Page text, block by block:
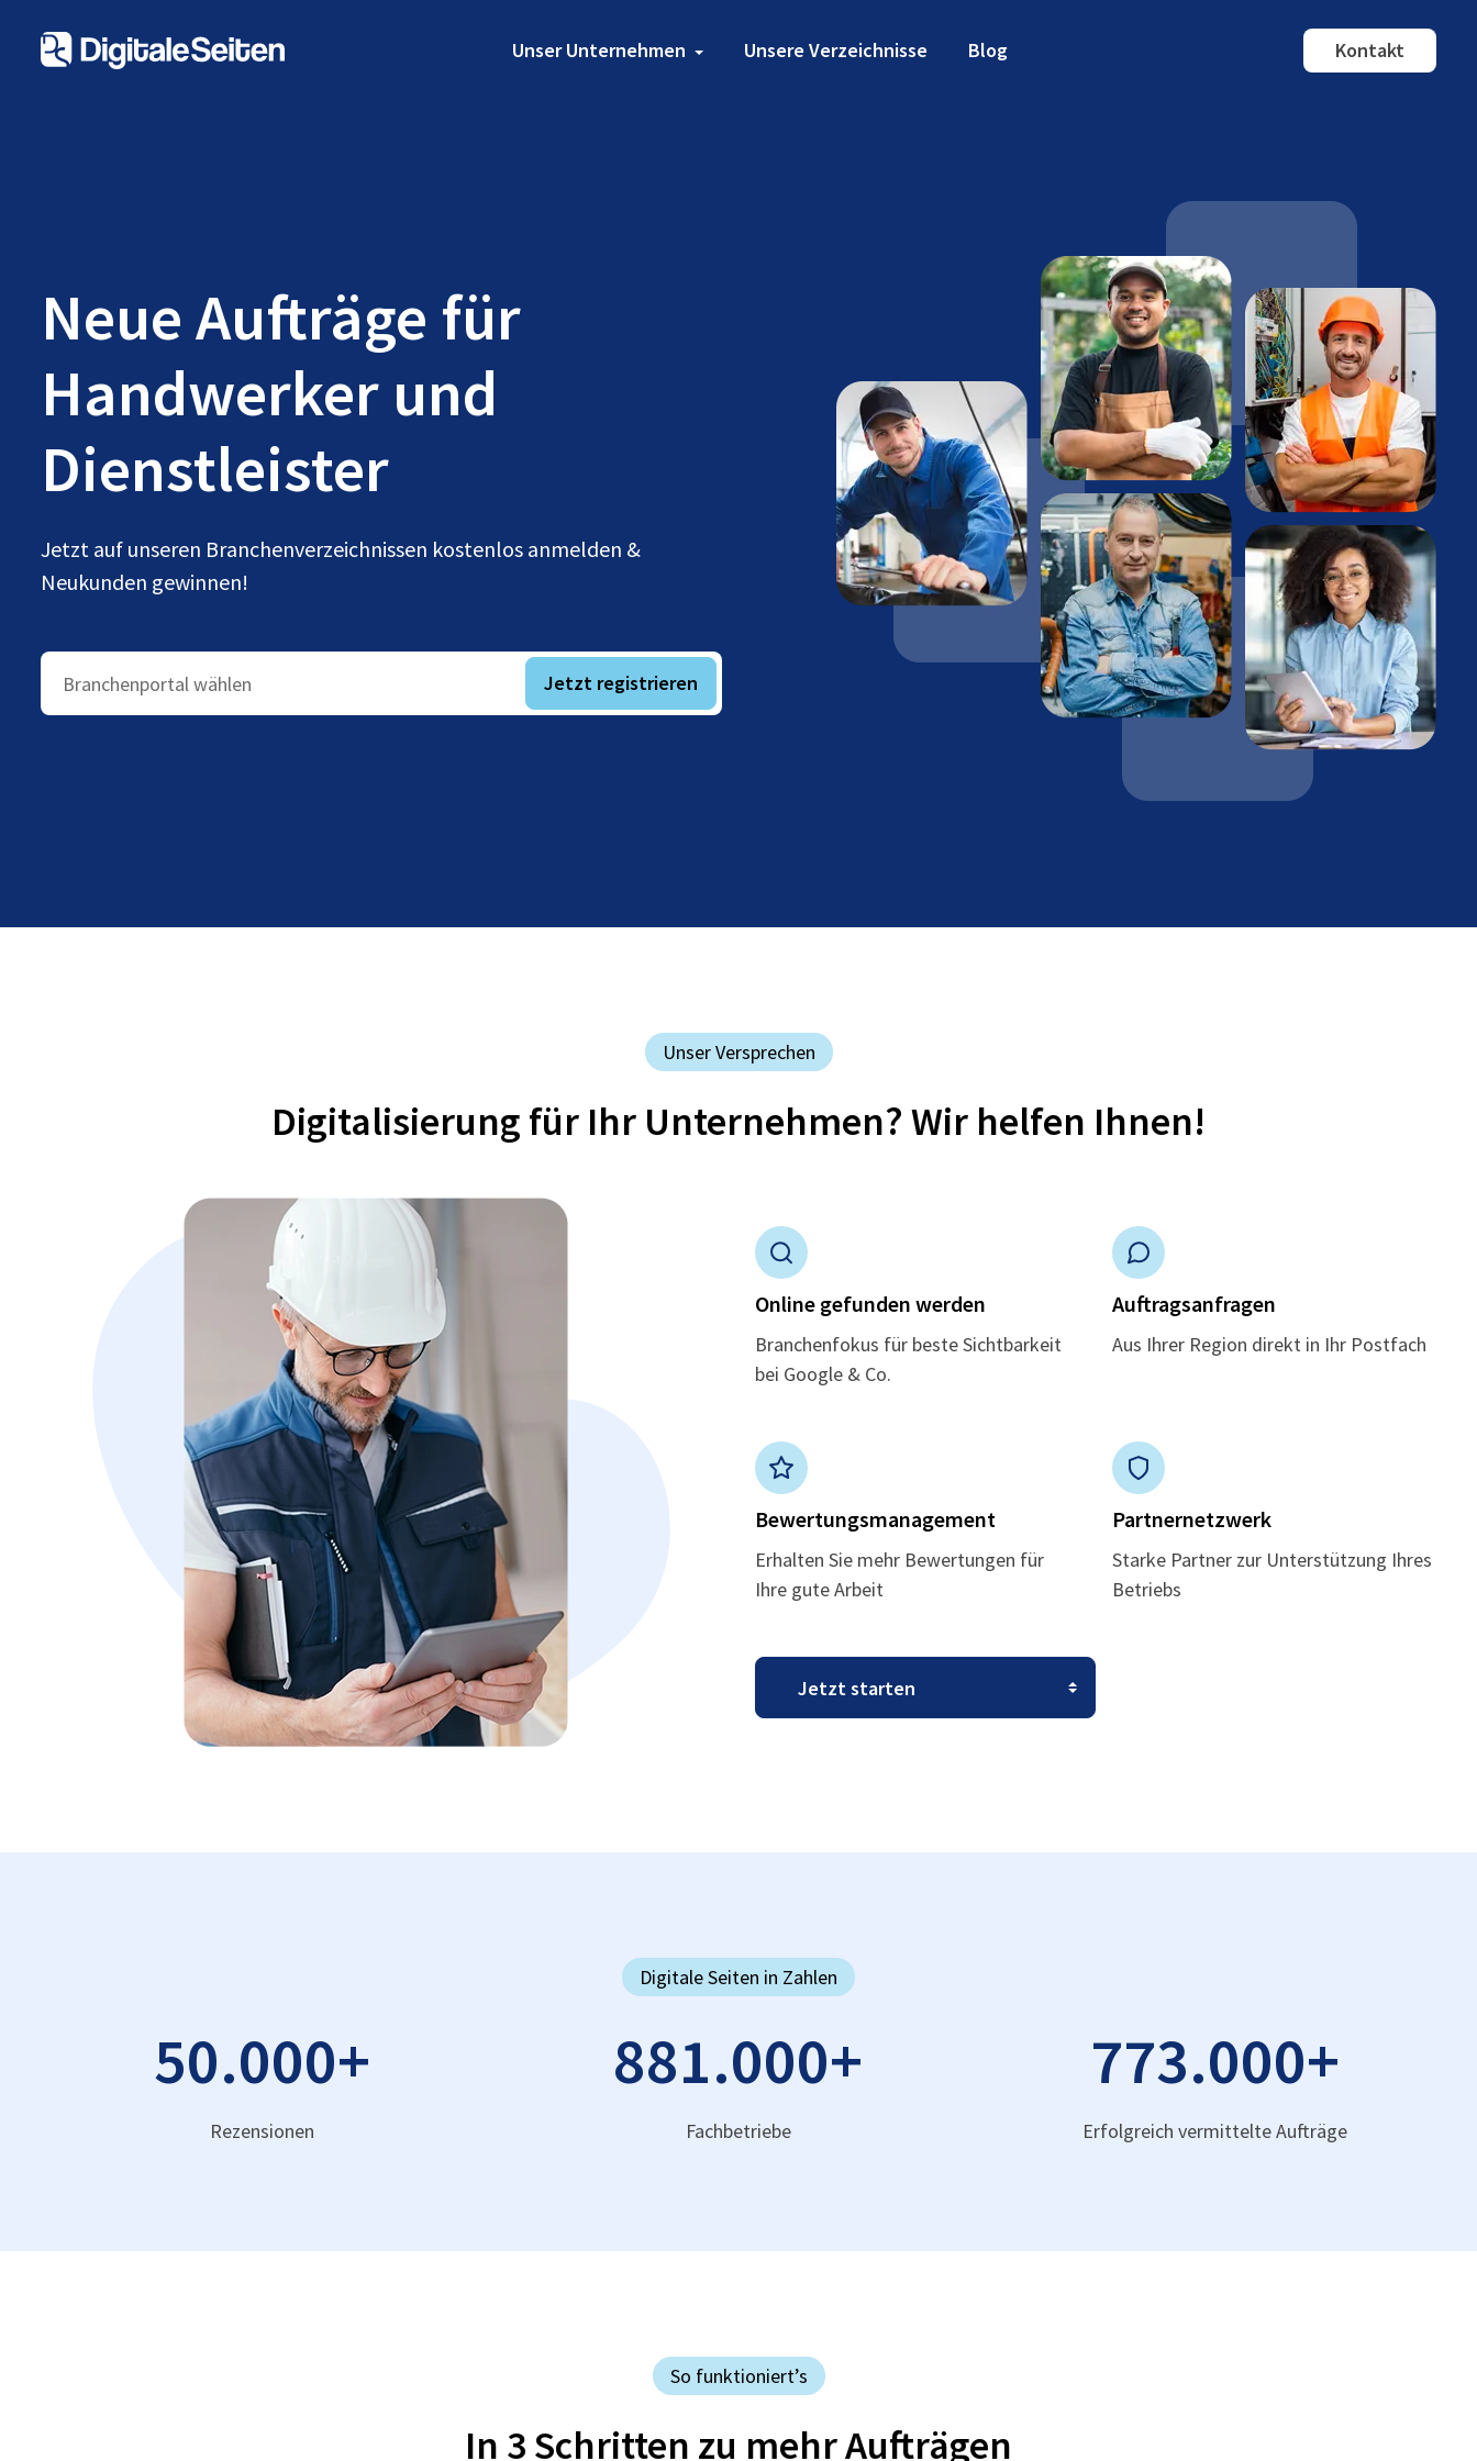
Unser Unternehmen Unsere Verzeichnisse Blog Kontakt
Neue Aufträge für
Handwerker und
Dienstleister
Jetzt auf unseren Branchenverzeichnissen kostenlos anmelden &
Neukunden gewinnen!
Branchenportal wählen Jetzt registrieren
Unser Versprechen
Digitalisierung für Ihr Unternehmen? Wir helfen Ihnen!
Online gefunden werden
Branchenfokus für beste Sichtbarkeit
bei Google & Co.
Auftragsanfragen
Aus Ihrer Region direkt in Ihr Postfach
Bewertungsmanagement
Erhalten Sie mehr Bewertungen für
Ihre gute Arbeit
Partnernetzwerk
Starke Partner zur Unterstützung Ihres
Betriebs
Digitale Seiten in Zahlen
50.000+
Rezensionen
881.000+
Fachbetriebe
773.000+
Erfolgreich vermittelte Aufträge
So funktioniert’s
In 3 Schritten zu mehr Aufträgen